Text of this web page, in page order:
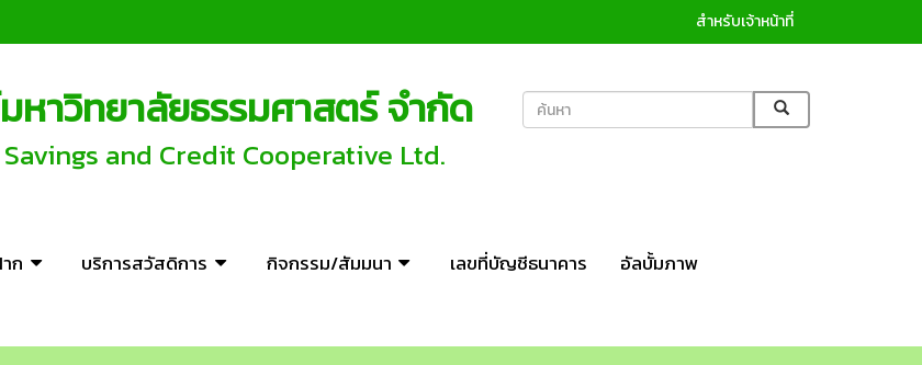
สำหรับเจ้าหน้าที่
าวิทยาลัยธรรมศาสตร์ จำกัด
and Credit Cooperative Ltd.
ก บริการสวัสดิการ กิจกรรม/สัมมนา เลขที่บัญชีธนาคาร
อัลบั้มภาพ